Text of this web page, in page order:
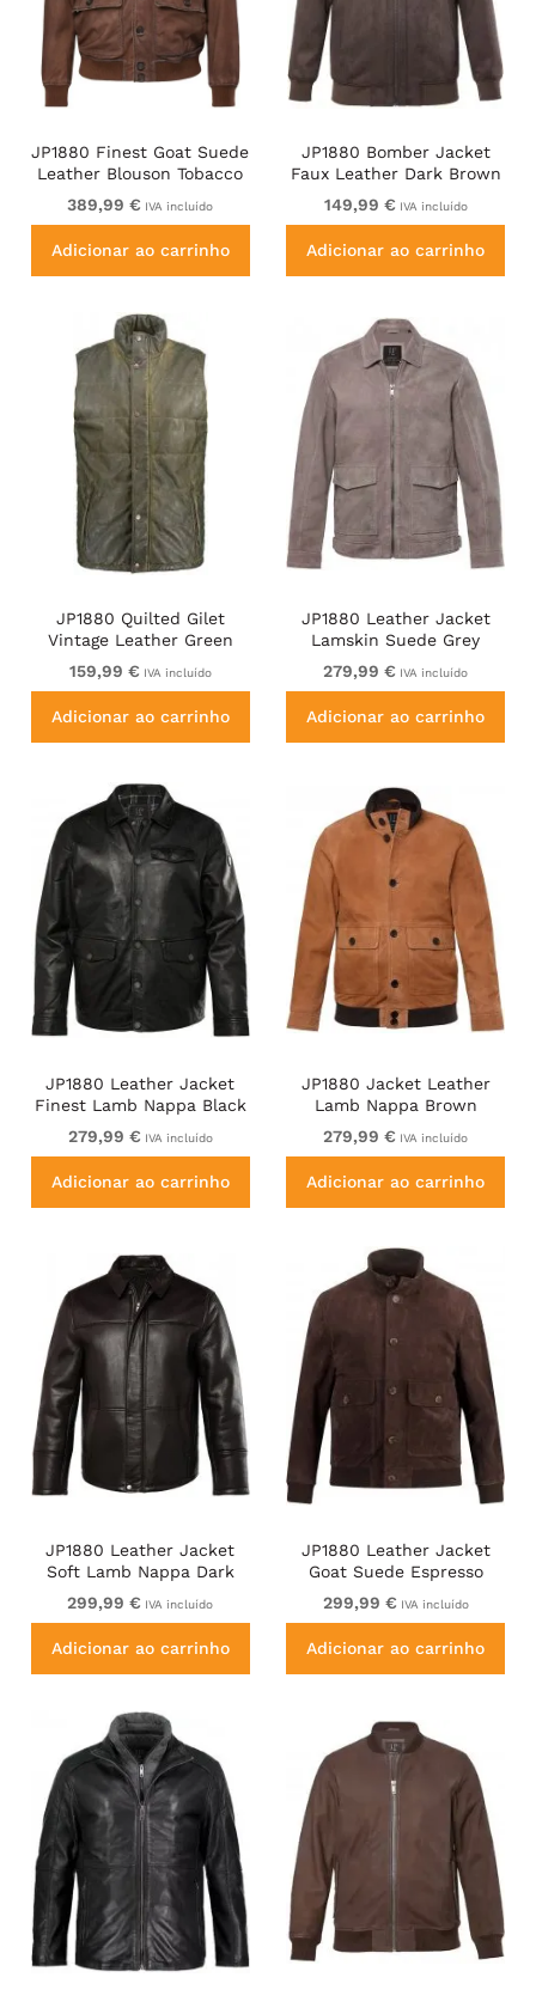
JP1880 Finest Goat Suede
Leather Blouson Tobacco
Brown
389,99 € IVA incluído
Adicionar ao carrinho
JP1880 Bomber Jacket
Faux Leather Dark Brown
149,99 € IVA incluído
Adicionar ao carrinho
JP1880 Quilted Gilet
Vintage Leather Green
159,99 € IVA incluído
Adicionar ao carrinho
JP1880 Leather Jacket
Lamskin Suede Grey
279,99 € IVA incluído
Adicionar ao carrinho
JP1880 Leather Jacket
Finest Lamb Nappa Black
279,99 € IVA incluído
Adicionar ao carrinho
JP1880 Jacket Leather
Lamb Nappa Brown
279,99 € IVA incluído
Adicionar ao carrinho
JP1880 Leather Jacket
Soft Lamb Nappa Dark
Brown
299,99 € IVA incluído
Adicionar ao carrinho
JP1880 Leather Jacket
Goat Suede Espresso
Brown
299,99 € IVA incluído
Adicionar ao carrinho